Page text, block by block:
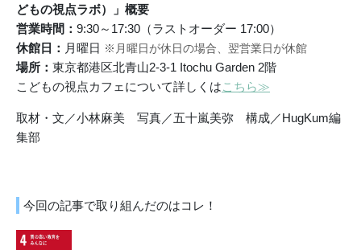
どもの視点ラボ）」概要
営業時間： 9:30～17:30（ラストオーダー 17:00）
休館日： 月曜日 ※月曜日が休日の場合、翌営業日が休館
場所： 東京都港区北青山2-3-1 Itochu Garden 2階
こどもの視点カフェについて詳しくはこちら≫
取材・文／小林麻美 写真／五十嵐美弥 構成／HugKum編
集部
今回の記事で取り組んだのはコレ！